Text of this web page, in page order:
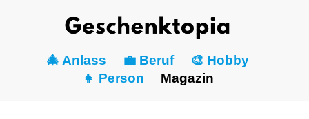
🎄 Anlass 💼 Beruf
🎨 Hobby
👧 Person
Magazin